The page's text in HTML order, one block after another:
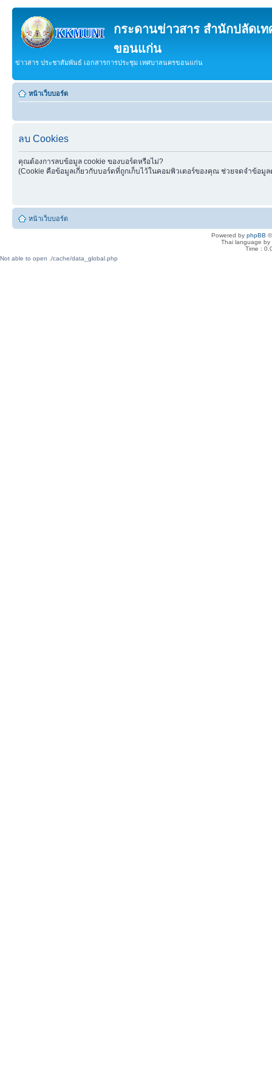
กระดานข่าวสาร สำนักปลัดเ
ขอนแก่น
ข่าวสาร ประชาสัมพันธ์ เอกสารการประชุม เทศบาลนครขอนแก่น
หน้าเว็บบอร์ด
ลบ Cookies
คุณต้องการลบข้อมูล cookie ของบอร์ดหรือไม่?
(Cookie คือข้อมูลเกี่ยวกับบอร์ดที่ถูกเก็บไว้ในคอมพิวเตอร์ของคุณ ช่วยจดจำข้อมูล
หน้าเว็บบอร์ด
Powered by phpBB
Thai language by
Time :
Not able to open ./cache/data_global.php